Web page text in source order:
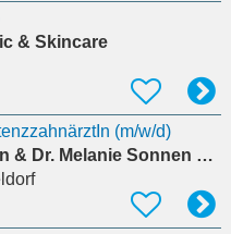
& Skincare
(m/w/d)
Dr. Rolf G. Winnen & Dr. Melanie Sonnen Zahnärzte am Kirchplatz